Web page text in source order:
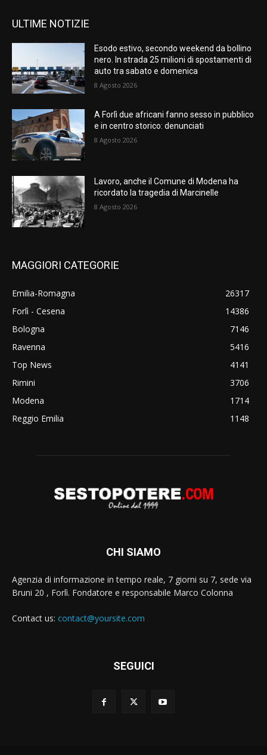
ULTIME NOTIZIE
Esodo estivo, secondo weekend da bollino
nero. In strada 25 milioni di spostamenti di
auto tra sabato e domenica
8 Agosto 2026
A Forlì due africani fanno sesso in pubblico
e in centro storico: denunciati
8 Agosto 2026
Lavoro, anche il Comune di Modena ha
ricordato la tragedia di Marcinelle
8 Agosto 2026
MAGGIORI CATEGORIE
Emilia-Romagna
26317
Forlì - Cesena
14386
Bologna
7146
Ravenna
5416
Top News
4141
Rimini
3706
Modena
1714
Reggio Emilia
1148
CHI SIAMO
Agenzia di informazione in tempo reale, 7 giorni su 7, sede via
Bruni 20 , Forlì. Fondatore e responsabile Marco Colonna
Contact us: contact@yoursite.com
SEGUICI